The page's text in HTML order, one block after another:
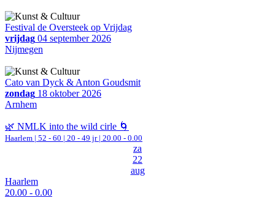
Festival de Oversteek op Vrijdag
vrijdag 04 september 2026
Nijmegen
Cato van Dyck & Anton Goudsmit
zondag 18 oktober 2026
Arnhem
🌿 NMLK into the wild cirle 🌀
Haarlem | 52 - 60 | 20 - 49 jr | 20.00 - 0.00
za
22
aug
Haarlem
20.00 - 0.00